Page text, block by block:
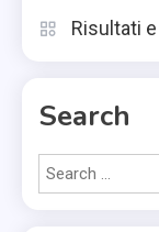
Risultati
Search